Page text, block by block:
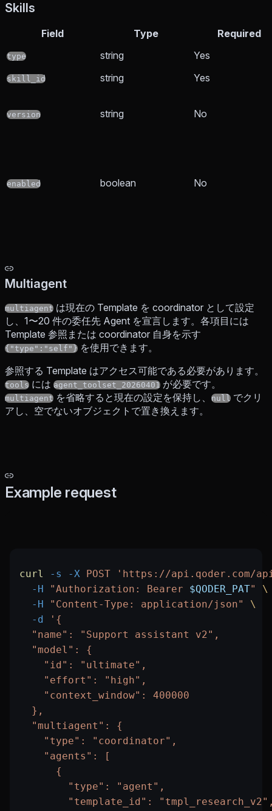
Skills
Field Type Required
type string Yes
skill_id string Yes
version string No
enabled boolean No
Multiagent
multiagent は現在の Template を coordinator として設定
し、1〜20 件の委任先 Agent を宣言します。各項目には
Template 参照または coordinator 自身を示す
{"type":"self"} を使用できます。
参照する Template はアクセス可能である必要があります。
tools には agent_toolset_20260401 が必要です。
multiagent を省略すると現在の設定を保持し、 null でクリ
アし、空でないオブジェクトで置き換えます。
Example request
curl -s -X POST 'https://api.qoder.com/
  -H
"Authorization: Bearer $QODER_PAT"
\
  -H
"Content-Type: application/json"
\
  -d
'{
  "name": "Support assistant v2",
  "model": {
    "id": "ultimate",
    "effort": "high",
    "context_window": 400000
  },
  "multiagent": {
    "type": "coordinator",
    "agents": [
      {
        "type": "agent",
"template_id":